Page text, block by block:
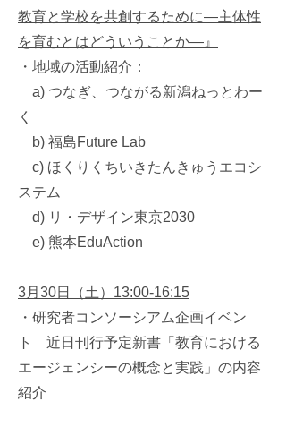
教育と学校を共創するために―主体性
を育むとはどういうことか―』
・ 地域の活動紹介 ：
a) つなぎ、つながる新潟ねっとわー
く
b) 福島Future Lab
c) ほくりくちいきたんきゅうエコシ
ステム
d) リ・デザイン東京2030
e) 熊本EduAction
3月30日（土）13:00-16:15
・研究者コンソーシアム企画イベン
ト 近日刊行予定新書「教育における
エージェンシーの概念と実践」の内容
紹介